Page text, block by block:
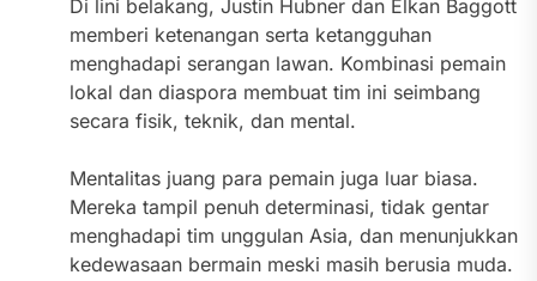
Di lini belakang, Justin Hubner dan Elkan Baggott
memberi ketenangan serta ketangguhan
menghadapi serangan lawan. Kombinasi pemain
lokal dan diaspora membuat tim ini seimbang
secara fisik, teknik, dan mental.
Mentalitas juang para pemain juga luar biasa.
Mereka tampil penuh determinasi, tidak gentar
menghadapi tim unggulan Asia, dan menunjukkan
kedewasaan bermain meski masih berusia muda.